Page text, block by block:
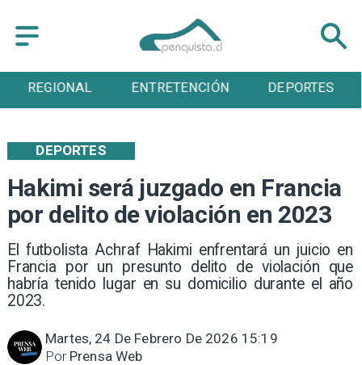
ENTRETENCIÓN DEPORTES
Hakimi será juzgado en Francia
por delito de violación en 2023
El futbolista Achraf Hakimi enfrentará un juicio en
Francia por un presunto delito de violación que
habría tenido lugar en su domicilio durante el año
2023.
DEPORTES
Martes, 24 De Febrero De 2026 15:19
Prensa Web
Por